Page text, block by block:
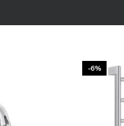
-6%